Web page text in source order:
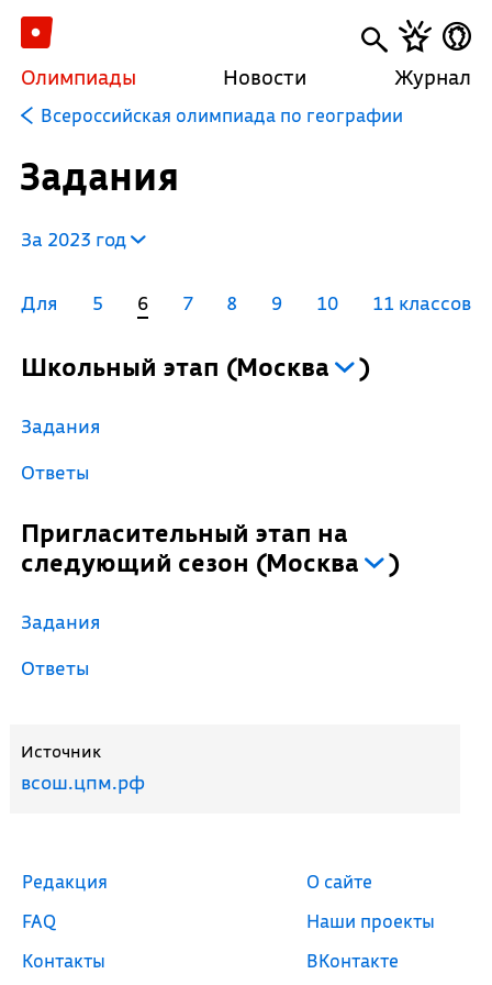
Олимпиады Новости Журнал
Всероссийская олимпиада по географии
Задания
За 2023 год
Для 5 6 7 8 9 10 11 классов
Школьный этап (Москва )
Задания
Ответы
Пригласительный этап на
следующий сезон (Москва )
Задания
Ответы
Источник
всош.цпм.рф
Редакция
FAQ
Контакты
О сайте
Наши проекты
ВКонтакте